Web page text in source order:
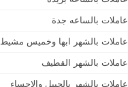
عاملات بالساعه جدة
عاملات بالشهر ابها وخميس مشيط
عاملات بالشهر القطيف
عاملات بالشهر بالجبيل والاحساء